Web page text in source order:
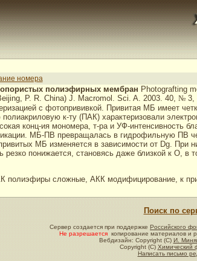
номера
полиэфирных мембран Photografting
P. R. China) J. Macromol. Sci. A. 2003. 40, №3,
с фотопрививкой. Привитая МБ имеет
к-ту (ПАК) характеризовали
конц-ия мономера, т-ра и УФ-интенсивность
МБ-ПВ превращалась в гидрофильную ПВ
МБ изменяется в зависимости от Dg.
понижается, становясь даже близкой к О,
полиэфиры сложные, АКК модифицирование, к
Поиск по
Сервер создается при поддержке Российского
Не разрешается копирование материалов и
Вебдизайн: Copyright (C) И.
Copyright (C) Химический
Написать письмо